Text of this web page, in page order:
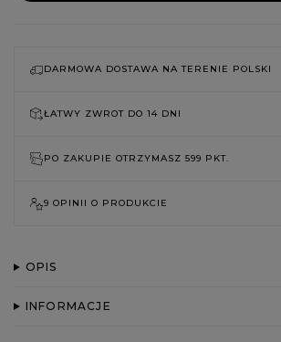
DARMOWA DOSTAWA NA TERENIE POLSKI
ŁATWY ZWROT DO 14 DNI
PO ZAKUPIE OTRZYMASZ 599 PKT.
9 OPINII O PRODUKCIE
OPIS
INFORMACJE